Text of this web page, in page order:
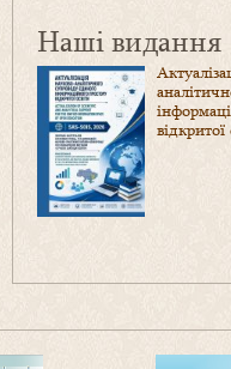
Наші видання
відкритої